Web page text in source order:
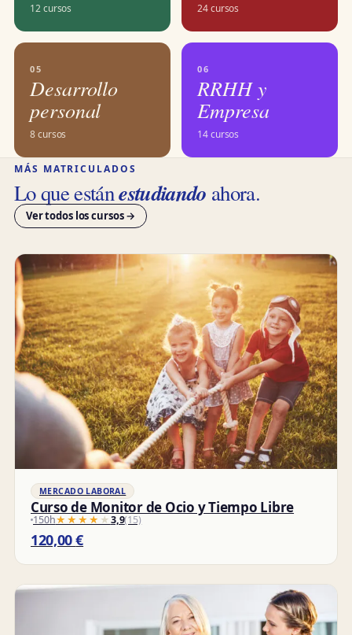
12 cursos 24 cursos
05
Desarrollo
personal
8 cursos
06
RRHH y
Empresa
14 cursos
MÁS MATRICULADOS
Lo que estánestudiando ahora.
Ver todos los cursos →
MERCADO LABORAL
Curso de Monitor de Ocio y Tiempo Libre
150h★★★★★
★★★★★3,9(15)
120,00€